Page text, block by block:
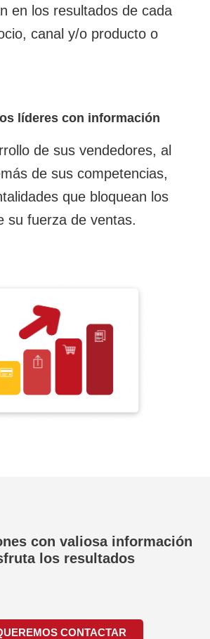
en los resultados de cada
canal y/o producto o
líderes con información
de sus vendedores, al
de sus competencias,
que bloquean los
su fuerza de ventas.
con valiosa información
los resultados
CONTACTAR